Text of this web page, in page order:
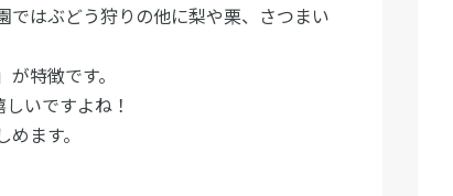
はぶどう狩りの他に梨や栗、さつまい
特徴です。
いですよね！
ます。